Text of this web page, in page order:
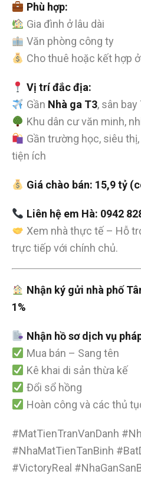
Phù hợp:
Gia đình ở lâu dài
Văn phòng công ty
Cho thuê hoặc kết hợp
Vị trí đắc địa:
Gần Nhà ga T3, sân bay
Khu dân cư văn minh,
Gần trường học, siêu
tiện ích
Giá chào bán: 15,9 tỷ
Liên hệ em Hà: 0942
Xem nhà thực tế – Hỗ
trực tiếp với chính chủ.
Nhận ký gửi nhà phố
1%
Nhận hồ sơ dịch vụ
Mua bán – Sang tên
Kê khai di sản thừa kế
Đổi sổ hồng
Hoàn công và các thủ
#MatTienTranVanDanh
#NhaMatTienTanBinh
#VictoryReal